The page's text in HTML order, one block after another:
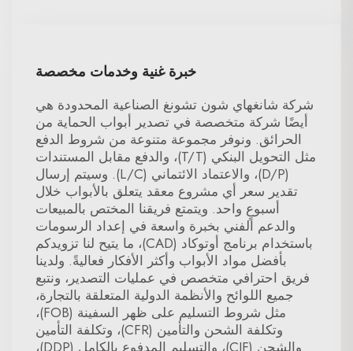
خبرة غنية وخدمات مخصصة
شركة شانغهاي شون تشونغ الصناعية المحدودة هي
أيضًا شركة متخصصة في تصدير أبواب الحماية من
الحرائق. ونوفر مجموعة متنوعة من شروط الدفع
مثل التحويل البنكي (T/T)، والدفع مقابل المستندات
(D/P)، والاعتماد الائتماني (L/C). وسيتم إرسال
تقدير سعر أي مشروع معقد يتعلق بالأبواب خلال
أسبوعٍ واحد. ويتمتع فريقنا المختص بالمبيعات
والدعم الفني بخبرة واسعة في إعداد الرسومات
باستخدام برنامج أوتوكاد (CAD)، ما يتيح لنا تزويدكم
بأفضل مواد الأبواب وأكثر الأفكار فعاليةً. ولدينا
فريق احترافي متخصص في عمليات التصدير، ونتبع
جميع اللوائح والأنظمة الدولية المتعلقة بالتجارة،
مثل شروط التسليم على ظهر السفينة (FOB)،
وتكلفة الشحن والتأمين (CFR)، وتكلفة التأمين